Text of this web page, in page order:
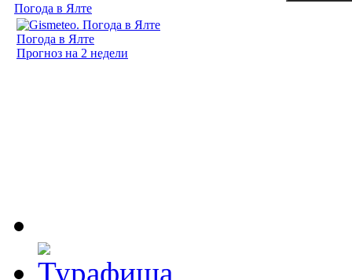
Погода в Ялте
Погода в Ялте
Прогноз на 2 недели